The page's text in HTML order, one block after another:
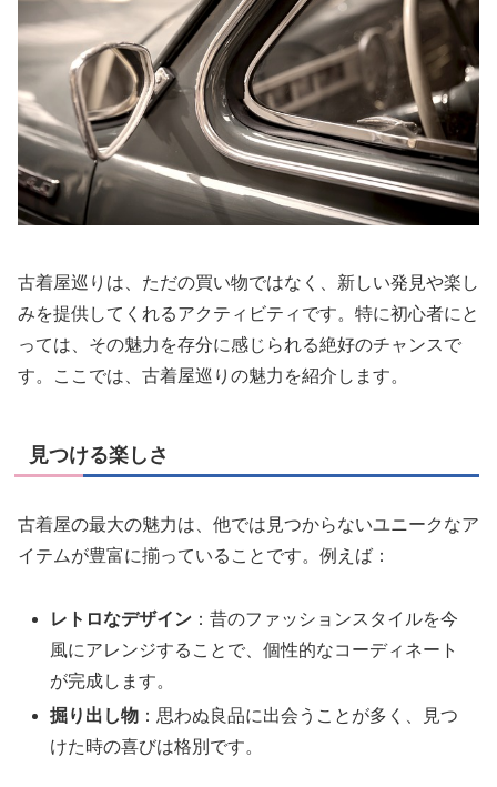
古着屋巡りは、ただの買い物ではなく、新しい発見や楽し
みを提供してくれるアクティビティです。特に初心者にと
っては、その魅力を存分に感じられる絶好のチャンスで
す。ここでは、古着屋巡りの魅力を紹介します。
見つける楽しさ
古着屋の最大の魅力は、他では見つからないユニークなア
イテムが豊富に揃っていることです。例えば：
レトロなデザイン ：昔のファッションスタイルを今
風にアレンジすることで、個性的なコーディネート
が完成します。
掘り出し物 ：思わぬ良品に出会うことが多く、見つ
けた時の喜びは格別です。